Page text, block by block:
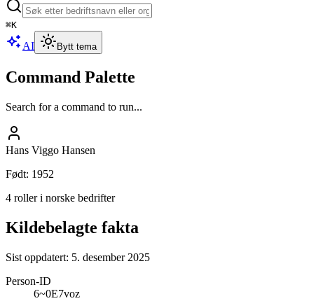
⌘K
AI Bytt tema
Command Palette
Search for a command to run...
Hans Viggo Hansen
Født: 1952
4 roller i norske bedrifter
Kildebelagte fakta
Sist oppdatert: 5. desember 2025
Person-ID
6~0E7voz